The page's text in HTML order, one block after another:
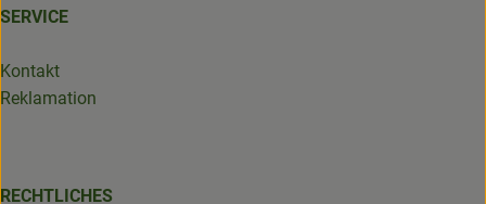
SERVICE
Kontakt
Reklamation
RECHTLICHES